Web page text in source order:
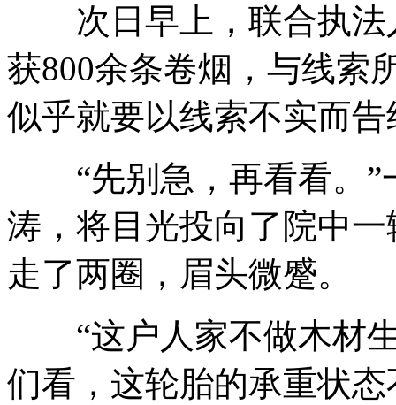
次日早上，联合执法
获800余条卷烟，与线索
似乎就要以线索不实而
“先别急，再看看。”
涛，将目光投向了院中
走了两圈，眉头微蹙。
“这户人家不做木材生
们看，这轮胎的承重状